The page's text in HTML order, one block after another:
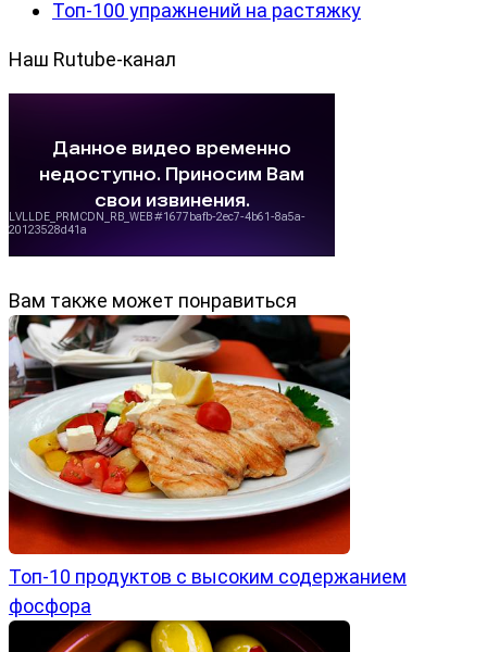
Топ-100 упражнений на растяжку
Наш Rutube-канал
Вам также может понравиться
Топ-10 продуктов с высоким содержанием
фосфора